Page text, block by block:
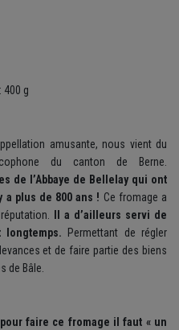
400 g
amusante, nous vient du
du canton de Berne.
de l’Abbaye de Bellelay qui ont
plus de 800 ans ! Ce fromage a
Il a d’ailleurs servi de
longtemps. Permettant de régler
et de faire partie des biens
de Bâle.
pour faire ce fromage il faut « un